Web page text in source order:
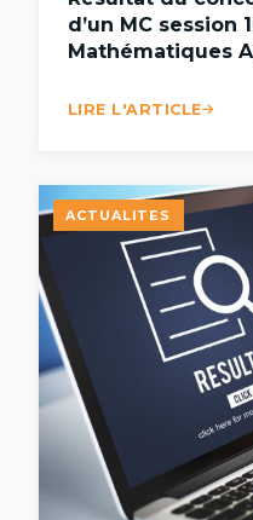
d’un MC session
Mathématiques
LIRE L'ARTICLE
ACTUALITES